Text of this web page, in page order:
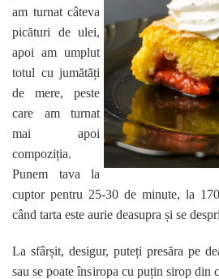
am turnat câteva
picături de ulei,
apoi am umplut
totul cu jumătăți
de mere, peste
care am turnat
mai apoi
compoziția.
Punem tava la
cuptor pentru 25-30 de minute, la
când tarta este aurie deasupra și se
La sfârșit, desigur, puteți presăra pe
sau se poate însiropa cu puțin sirop din